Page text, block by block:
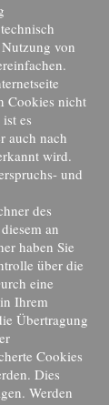
von
Cookies nicht
es
auch nach
wird.
und
des
an
haben Sie
über die
eine
Ihrem
Übertragung
Cookies
Dies
Werden